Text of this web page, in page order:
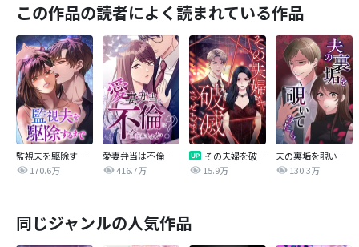
この作品の読者によく読まれている作品
監視夫を駆除するまで
170.6万
愛妻弁当は不倫に含まれますか？
416.7万
その夫婦を破滅させるまで
15.9万
夫の裏垢を覗いてみたら
130.3万
同じジャンルの人気作品